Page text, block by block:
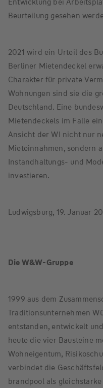
Beurteilung gesehen
2021 wird ein Urteil des
Berliner Mietendeckel
Charakter für private
Wohnungen sind sie die
Deutschland. Eine
Mietendeckels im Falle
Ansicht der WI nicht nur
Mieteinnahmen, sondern
Instandhaltungs- und
investieren.
Ludwigsburg, 19. Januar
Die W&W-Gruppe
1999 aus dem
Traditionsunternehmen
entstanden, entwickelt
heute die vier Bausteine
Wohneigentum,
verbindet die
brandpool als